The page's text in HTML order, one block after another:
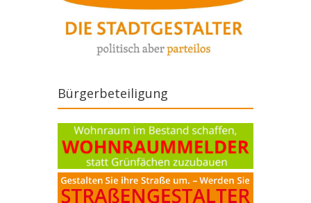
Bürgerbeteiligung